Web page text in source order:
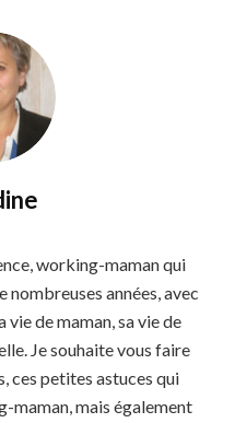
working-maman qui
nombreuses années, avec
vie de maman, sa vie de
Je souhaite vous faire
ces petites astuces qui
maman, mais également